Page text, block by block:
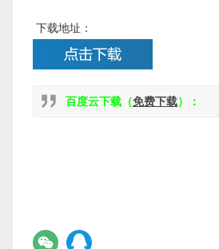
下载地址：
百度云下载（免费下载）：